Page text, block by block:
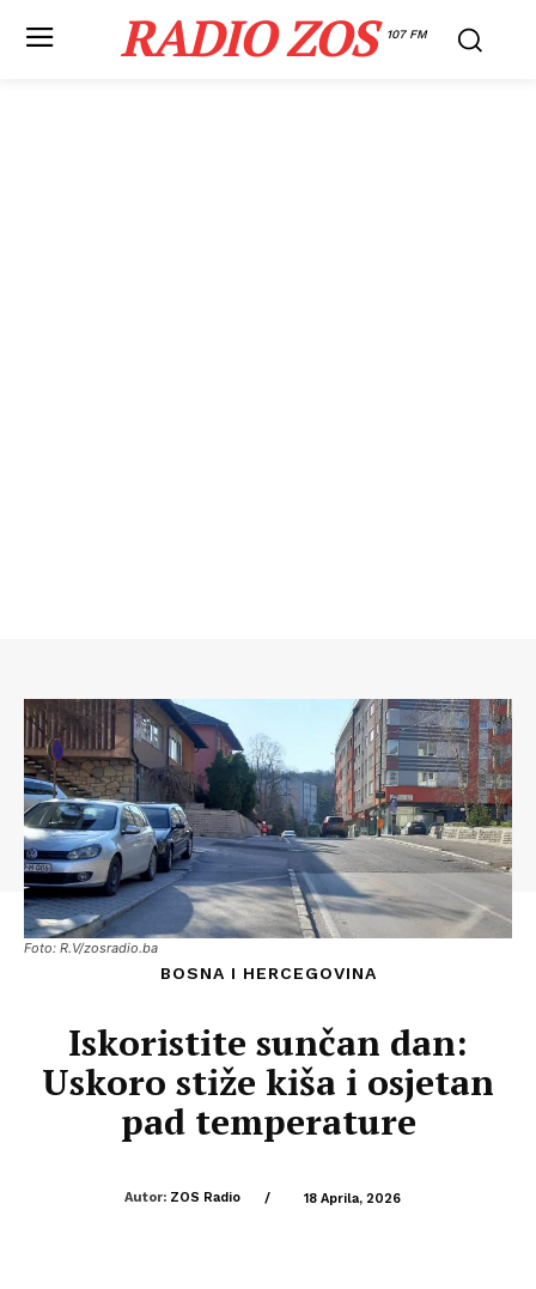
RADIO ZOS 107 FM
Foto: R.V/zosradio.ba
BOSNA I HERCEGOVINA
Iskoristite sunčan dan:
Uskoro stiže kiša i osjetan
pad temperature
Autor: ZOS Radio / 18 Aprila, 2026